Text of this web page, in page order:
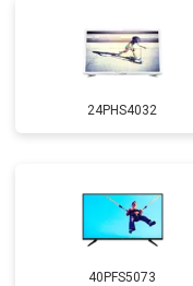
24PHS4032
40PFS5073